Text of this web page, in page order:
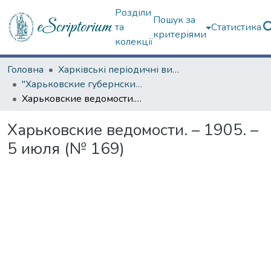
Розділи
та
колекції
Пошук за
критеріями
Статистика
Головна
Харківські періодичні видання
"Харьковские губернские ведомости" (1838–1915 гг.)
Харьковские ведомости. – 1905. – 5 июля (№ 169)
Харьковские ведомости. – 1905. –
5 июля (№ 169)